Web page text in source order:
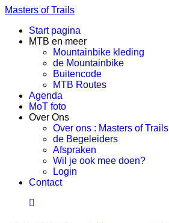
Masters of Trails
Start pagina
MTB en meer
Mountainbike kleding
de Mountainbike
Buitencode
MTB Routes
Agenda
MoT foto
Over Ons
Over ons : Masters of Trails
de Begeleiders
Afspraken
Wil je ook mee doen?
Login
Contact